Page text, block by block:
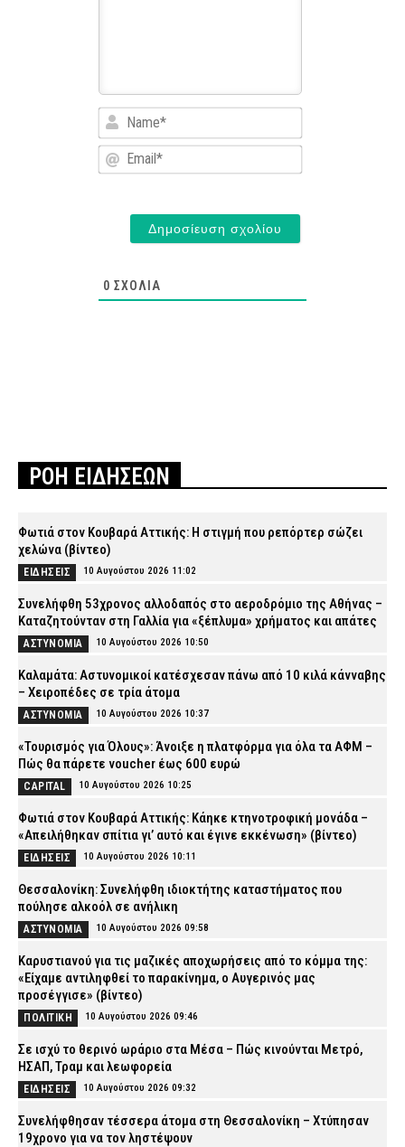
Name*
Email*
0 ΣΧΌΛΙΑ
ΡΟΗ ΕΙΔΗΣΕΩΝ
Φωτιά στον Κουβαρά Αττικής: Η στιγμή που ρεπόρτερ σώζει
χελώνα (βίντεο)
ΕΙΔΗΣΕΙΣ 10 Αυγούστου 2026 11:02
Συνελήφθη 53χρονος αλλοδαπός στο αεροδρόμιο της Αθήνας –
Καταζητούνταν στη Γαλλία για «ξέπλυμα» χρήματος και απάτες
ΑΣΤΥΝΟΜΙΑ 10 Αυγούστου 2026 10:50
Καλαμάτα: Αστυνομικοί κατέσχεσαν πάνω από 10 κιλά κάνναβης
– Χειροπέδες σε τρία άτομα
ΑΣΤΥΝΟΜΙΑ 10 Αυγούστου 2026 10:37
«Τουρισμός για Όλους»: Άνοιξε η πλατφόρμα για όλα τα ΑΦΜ –
Πώς θα πάρετε voucher έως 600 ευρώ
CAPITAL 10 Αυγούστου 2026 10:25
Φωτιά στον Κουβαρά Αττικής: Κάηκε κτηνοτροφική μονάδα –
«Απειλήθηκαν σπίτια γι’ αυτό και έγινε εκκένωση» (βίντεο)
ΕΙΔΗΣΕΙΣ 10 Αυγούστου 2026 10:11
Θεσσαλονίκη: Συνελήφθη ιδιοκτήτης καταστήματος που
πούλησε αλκοόλ σε ανήλικη
ΑΣΤΥΝΟΜΙΑ 10 Αυγούστου 2026 09:58
Καρυστιανού για τις μαζικές αποχωρήσεις από το κόμμα της:
«Είχαμε αντιληφθεί το παρακίνημα, ο Αυγερινός μας
προσέγγισε» (βίντεο)
ΠΟΛΙΤΙΚΗ 10 Αυγούστου 2026 09:46
Σε ισχύ το θερινό ωράριο στα Μέσα – Πώς κινούνται Μετρό,
ΗΣΑΠ, Τραμ και λεωφορεία
ΕΙΔΗΣΕΙΣ 10 Αυγούστου 2026 09:32
Συνελήφθησαν τέσσερα άτομα στη Θεσσαλονίκη – Χτύπησαν
19χρονο για να τον ληστέψουν